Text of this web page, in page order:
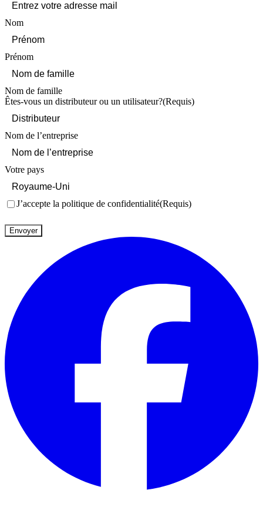
Nom
Prénom
Nom de famille
Êtes-vous un distributeur ou un utilisateur?(Requis)
Nom de l’entreprise
Votre pays
Consentement(Requis)
J’accepte la politique de confidentialité(Requis)
Envoyer